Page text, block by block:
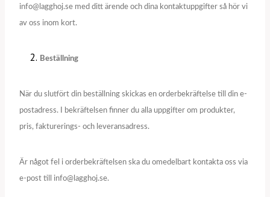
info@lagghoj.se med ditt ärende och dina kontaktuppgifter så hör vi
av oss inom kort.
Beställning
När du slutfört din beställning skickas en orderbekräftelse till din e-
postadress. I bekräftelsen finner du alla uppgifter om produkter,
pris, fakturerings- och leveransadress.
Är något fel i orderbekräftelsen ska du omedelbart kontakta oss via
e-post till info@lagghoj.se.